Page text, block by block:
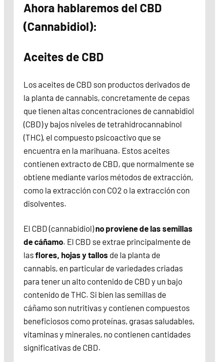
Ahora hablaremos del CBD
(Cannabidiol):
Aceites de CBD
Los aceites de CBD son productos derivados de
la planta de cannabis, concretamente de cepas
que tienen altas concentraciones de cannabidiol
(CBD) y bajos niveles de tetrahidrocannabinol
(THC), el compuesto psicoactivo que se
encuentra en la marihuana. Estos aceites
contienen extracto de CBD, que normalmente se
obtiene mediante varios métodos de extracción,
como la extracción con CO2 o la extracción con
disolventes.
El CBD (cannabidiol)no proviene de las semillas
de cáñamo. El CBD se extrae principalmente de
lasflores, hojas y tallos de la planta de
cannabis, en particular de variedades criadas
para tener un alto contenido de CBD y un bajo
contenido de THC. Si bien las semillas de
cáñamo son nutritivas y contienen compuestos
beneficiosos como proteínas, grasas saludables,
vitaminas y minerales, no contienen cantidades
significativas de CBD.